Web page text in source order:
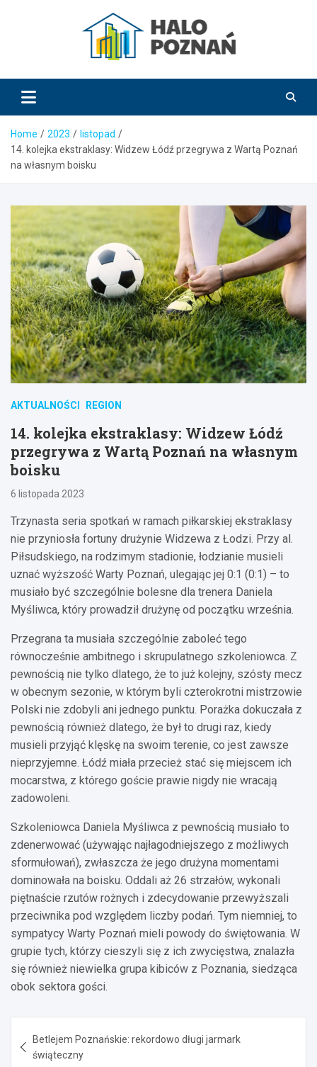
HaloPoznań.pl
Home 2023
listopad
14. kolejka ekstraklasy: Widzew Łódź przegrywa z Wartą Poznań
na własnym boisku
AKTUALNOŚCI REGION
14. kolejka ekstraklasy: Widzew Łódź
przegrywa z Wartą Poznań na własnym
boisku
6 listopada 2023
Trzynasta seria spotkań w ramach piłkarskiej ekstraklasy
nie przyniosła fortuny drużynie Widzewa z Łodzi. Przy al.
Piłsudskiego, na rodzimym stadionie, łodzianie musieli
uznać wyższość Warty Poznań, ulegając jej 0:1 (0:1) – to
musiało być szczególnie bolesne dla trenera Daniela
Myśliwca, który prowadził drużynę od początku września.
Przegrana ta musiała szczególnie zaboleć tego
równocześnie ambitnego i skrupulatnego szkoleniowca. Z
pewnością nie tylko dlatego, że to już kolejny, szósty mecz
w obecnym sezonie, w którym byli czterokrotni mistrzowie
Polski nie zdobyli ani jednego punktu. Porażka dokuczała z
pewnością również dlatego, że był to drugi raz, kiedy
musieli przyjąć klęskę na swoim terenie, co jest zawsze
nieprzyjemne. Łódź miała przecież stać się miejscem ich
mocarstwa, z którego goście prawie nigdy nie wracają
zadowoleni.
Szkoleniowca Daniela Myśliwca z pewnością musiało to
zdenerwować (używając najłagodniejszego z możliwych
sformułowań), zwłaszcza że jego drużyna momentami
dominowała na boisku. Oddali aż 26 strzałów, wykonali
piętnaście rzutów rożnych i zdecydowanie przewyższali
przeciwnika pod względem liczby podań. Tym niemniej, to
sympatycy Warty Poznań mieli powody do świętowania. W
grupie tych, którzy cieszyli się z ich zwycięstwa, znalazła
się również niewielka grupa kibiców z Poznania, siedząca
obok sektora gości.
wpisu
Betlejem Poznańskie: rekordowo długi jarmark
świąteczny